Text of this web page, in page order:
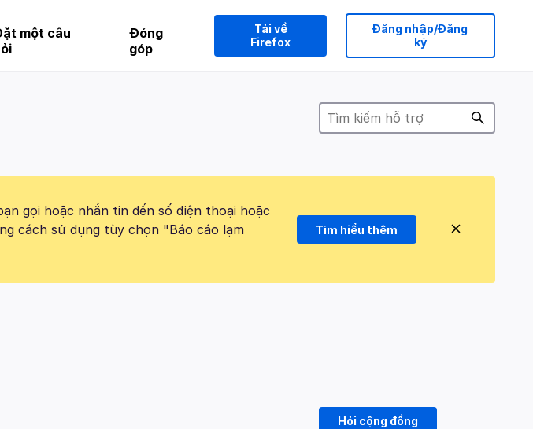
một câu
Đóng
góp
Tải về
Firefox
Đăng nhập/Đăng
ký
gọi hoặc nhắn tin đến số điện thoại hoặc
cách sử dụng tùy chọn "Báo cáo lạm
Tìm hiểu thêm
Hỏi cộng đồng